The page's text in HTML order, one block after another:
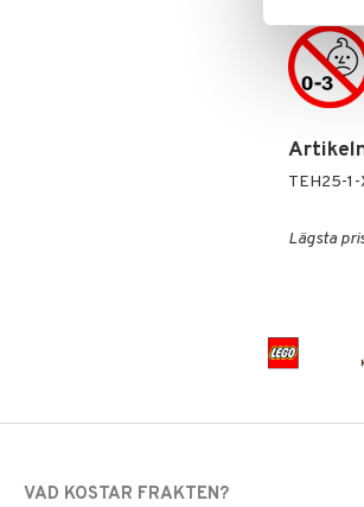
TEH25-1-
Lägsta
VAD KOSTAR FRAKTEN?